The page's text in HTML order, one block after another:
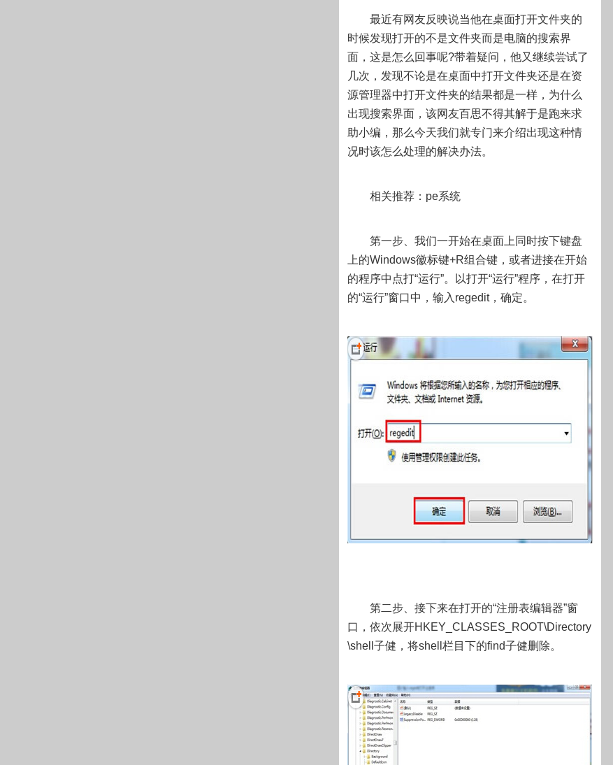
最近有网友反映说当他在桌面打开文件夹的
时候发现打开的不是文件夹而是电脑的搜索界
面，这是怎么回事呢?带着疑问，他又继续尝试了
几次，发现不论是在桌面中打开文件夹还是在资
源管理器中打开文件夹的结果都是一样，为什么
出现搜索界面，该网友百思不得其解于是跑来求
助小编，那么今天我们就专门来介绍出现这种情
况时该怎么处理的解决办法。
相关推荐：pe系统
第一步、我们一开始在桌面上同时按下键盘
上的Windows徽标键+R组合键，或者进接在开始
的程序中点打“运行”。以打开“运行”程序，在打开
的“运行”窗口中，输入regedit，确定。
第二步、接下来在打开的“注册表编辑器”窗
口，依次展开HKEY_CLASSES_ROOT\Directory
\shell子健，将shell栏目下的find子健删除。